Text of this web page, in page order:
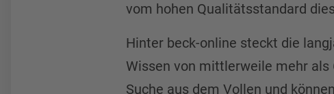
vom hohen Qualitätsstandard
Hinter beck-online steckt die
Wissen von mittlerweile mehr als
Suche aus dem Vollen und